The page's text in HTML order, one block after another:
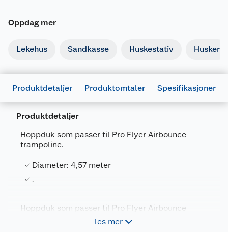
Oppdag mer
Lekehus Sandkasse Huskestativ Husker
Produktdetaljer Produktomtaler Spesifikasjoner
Produktdetaljer
Hoppduk som passer til Pro Flyer Airbounce
trampoline.
Diameter: 4,57 meter
.
Hoppduk som passer til Pro Flyer Airbounce
trampoline. Erstatningsduk for trampoline.
les mer
Generelt
Artikkelnummer
7025180668232
Leverandørens
artikkelnummer
Størrelse